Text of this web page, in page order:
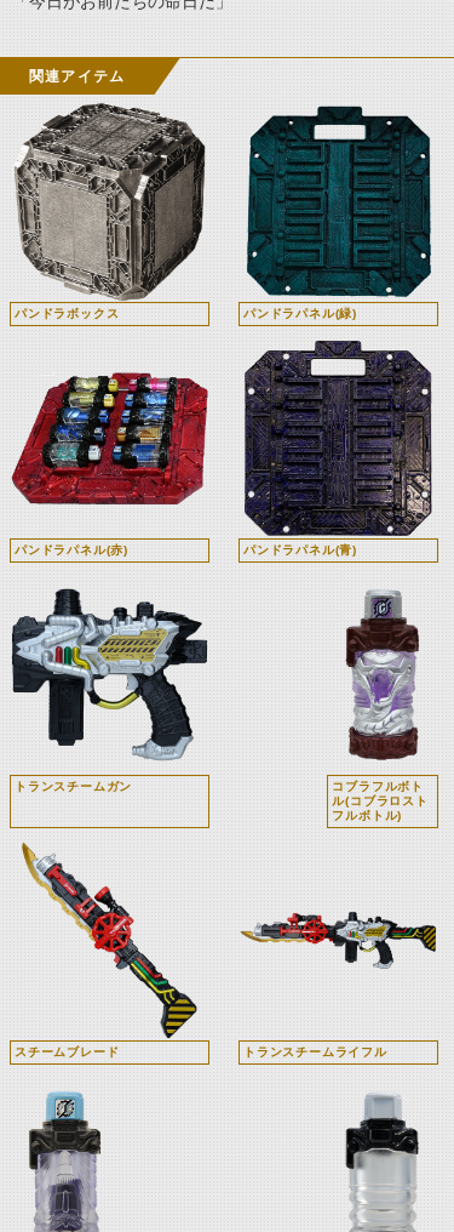
関連アイテム
パンドラボックス パンドラパネル(緑)
パンドラパネル(赤) パンドラパネル(青)
トランスチームガン
コブラフルボト
ル(コブラロスト
フルボトル)
スチームブレード トランスチームライフル